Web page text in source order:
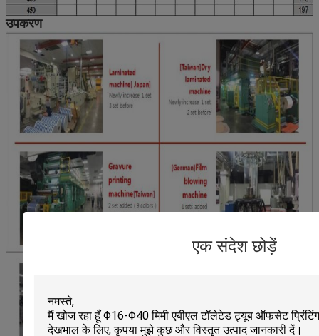
एक संदेश छोड़ें
उपकरण